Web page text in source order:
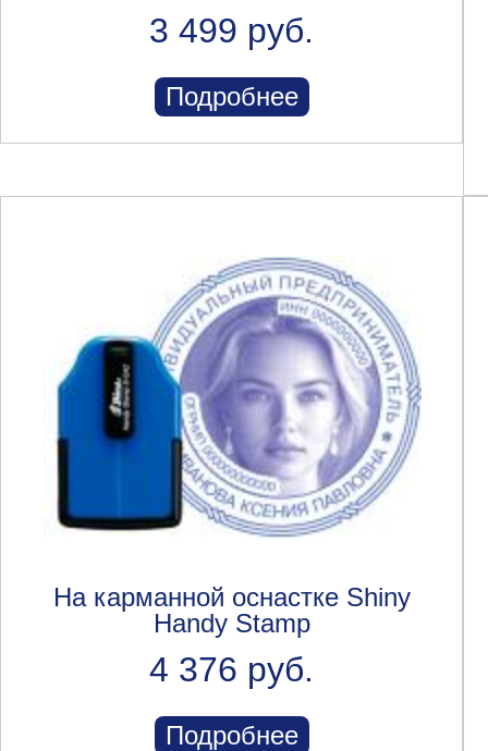
3 499 руб.
Подробнее
На карманной оснастке Shiny
Handy Stamp
4 376 руб.
Подробнее